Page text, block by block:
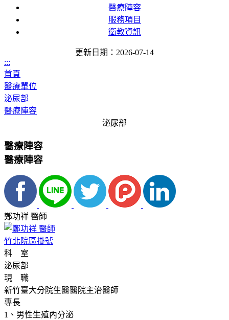
醫療陣容
服務項目
衛教資訊
更新日期：2026-07-14
:::
首頁
醫療單位
泌尿部
醫療陣容
泌尿部
醫療陣容
醫療陣容
鄭功祥 醫師
竹北院區掛號
科 室
泌尿部
現 職
新竹臺大分院生醫醫院主治醫師
專長
1、男性生殖內分泌